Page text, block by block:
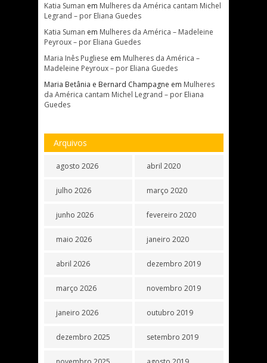
Katia Suman em Mulheres da América cantam Michel
Legrand – por Eliana Guedes
Katia Suman em Mulheres da América – Madeleine
Peyroux – por Eliana Guedes
Maria Inês Pugliese em Mulheres da América –
Madeleine Peyroux – por Eliana Guedes
Maria Betânia e Bernard Champagne em Mulheres
da América cantam Michel Legrand – por Eliana
Guedes
Arquivos
agosto 2026
julho 2026
junho 2026
maio 2026
abril 2026
março 2026
janeiro 2026
dezembro 2025
abril 2020
março 2020
fevereiro 2020
janeiro 2020
dezembro 2019
novembro 2019
outubro 2019
setembro 2019